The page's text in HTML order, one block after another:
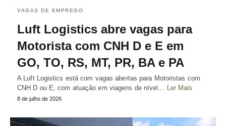
VAGAS DE EMPREGO
Luft Logistics abre vagas para
Motorista com CNH D e E em
GO, TO, RS, MT, PR, BA e PA
A Luft Logistics está com vagas abertas para Motoristas com
CNH D ou E, com atuação em viagens de nível… Ler Mais
8 de julho de 2026